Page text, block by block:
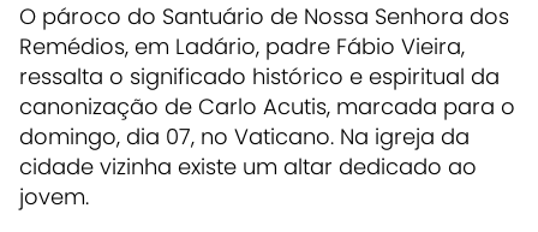
O pároco do Santuário de Nossa Senhora dos
Remédios, em Ladário, padre Fábio Vieira,
ressalta o significado histórico e espiritual da
canonização de Carlo Acutis, marcada para o
domingo, dia 07, no Vaticano. Na igreja da
cidade vizinha existe um altar dedicado ao
jovem.